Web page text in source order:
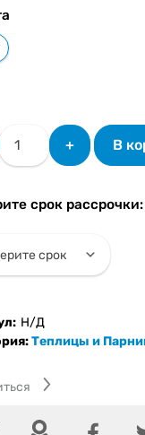
+ В
срок рассрочки:
Н/Д
Теплицы и